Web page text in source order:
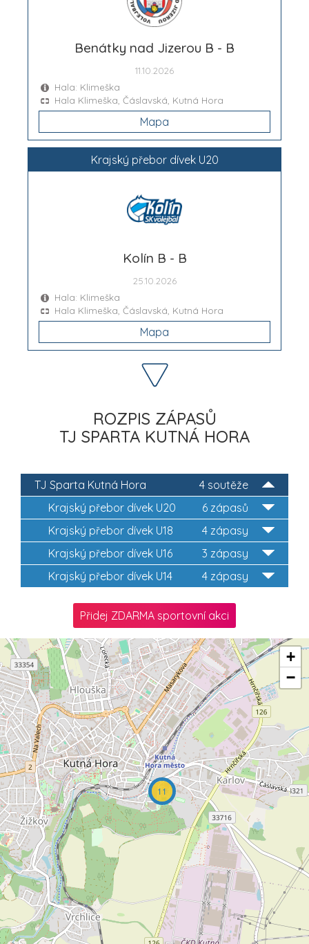
Benátky nad Jizerou B - B
11.10.2026
Hala: Klimeška
Hala Klimeška, Čáslavská, Kutná Hora
Mapa
Krajský přebor dívek U20
Kolín B - B
25.10.2026
Hala: Klimeška
Hala Klimeška, Čáslavská, Kutná Hora
Mapa
ROZPIS ZÁPASŮ
TJ SPARTA KUTNÁ HORA
4 soutěže
TJ Sparta Kutná Hora
6 zápasů
Krajský přebor dívek U20
4 zápasy
Krajský přebor dívek U18
3 zápasy
Krajský přebor dívek U16
4 zápasy
Krajský přebor dívek U14
Přidej ZDARMA sportovní akci
11
+
−